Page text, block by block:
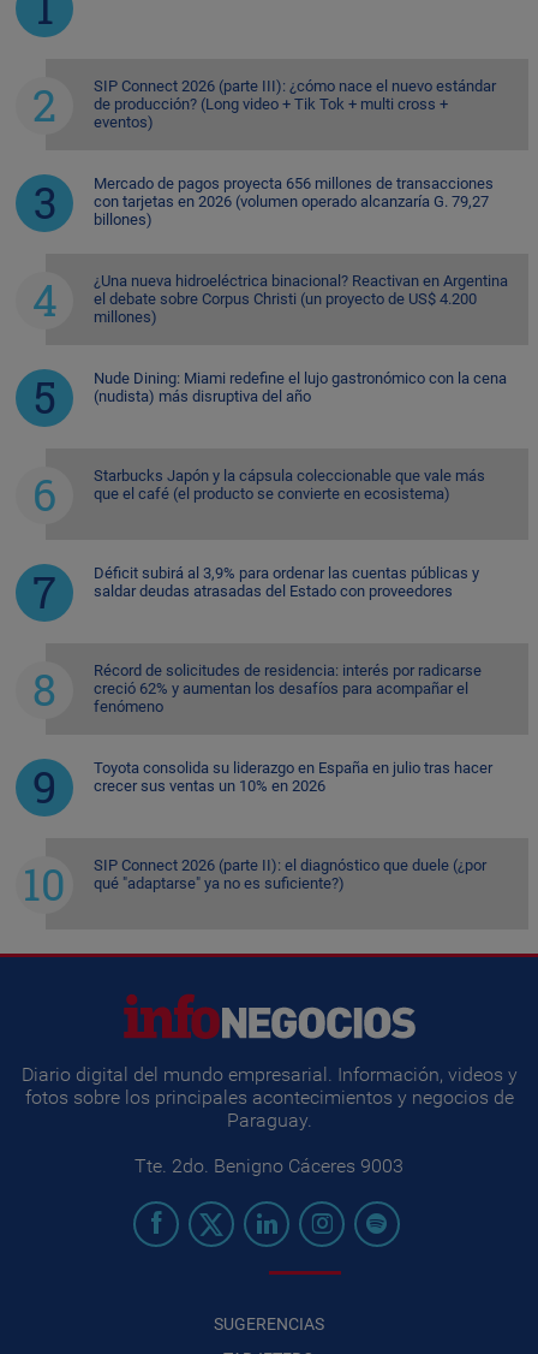
SIP Connect 2026 (parte III): ¿cómo nace el nuevo estándar
de producción? (Long video + Tik Tok + multi cross +
eventos)
Mercado de pagos proyecta 656 millones de transacciones
con tarjetas en 2026 (volumen operado alcanzaría G. 79,27
billones)
¿Una nueva hidroeléctrica binacional? Reactivan en Argentina
el debate sobre Corpus Christi (un proyecto de US$ 4.200
millones)
Nude Dining: Miami redefine el lujo gastronómico con la cena
(nudista) más disruptiva del año
Starbucks Japón y la cápsula coleccionable que vale más
que el café (el producto se convierte en ecosistema)
Déficit subirá al 3,9% para ordenar las cuentas públicas y
saldar deudas atrasadas del Estado con proveedores
Récord de solicitudes de residencia: interés por radicarse
creció 62% y aumentan los desafíos para acompañar el
fenómeno
Toyota consolida su liderazgo en España en julio tras hacer
crecer sus ventas un 10% en 2026
SIP Connect 2026 (parte II): el diagnóstico que duele (¿por
qué "adaptarse" ya no es suficiente?)
Diario digital del mundo empresarial. Información, videos y
fotos sobre los principales acontecimientos y negocios de
Paraguay.
Tte. 2do. Benigno Cáceres 9003
SUGERENCIAS